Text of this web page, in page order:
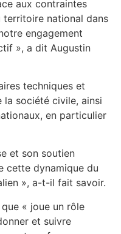
aux contraintes
territoire national dans
engagement
», a dit Augustin
techniques et
la société civile, ainsi
en particulier
et son soutien
cette dynamique du
», a-t-il fait savoir.
« joue un rôle
et suivre